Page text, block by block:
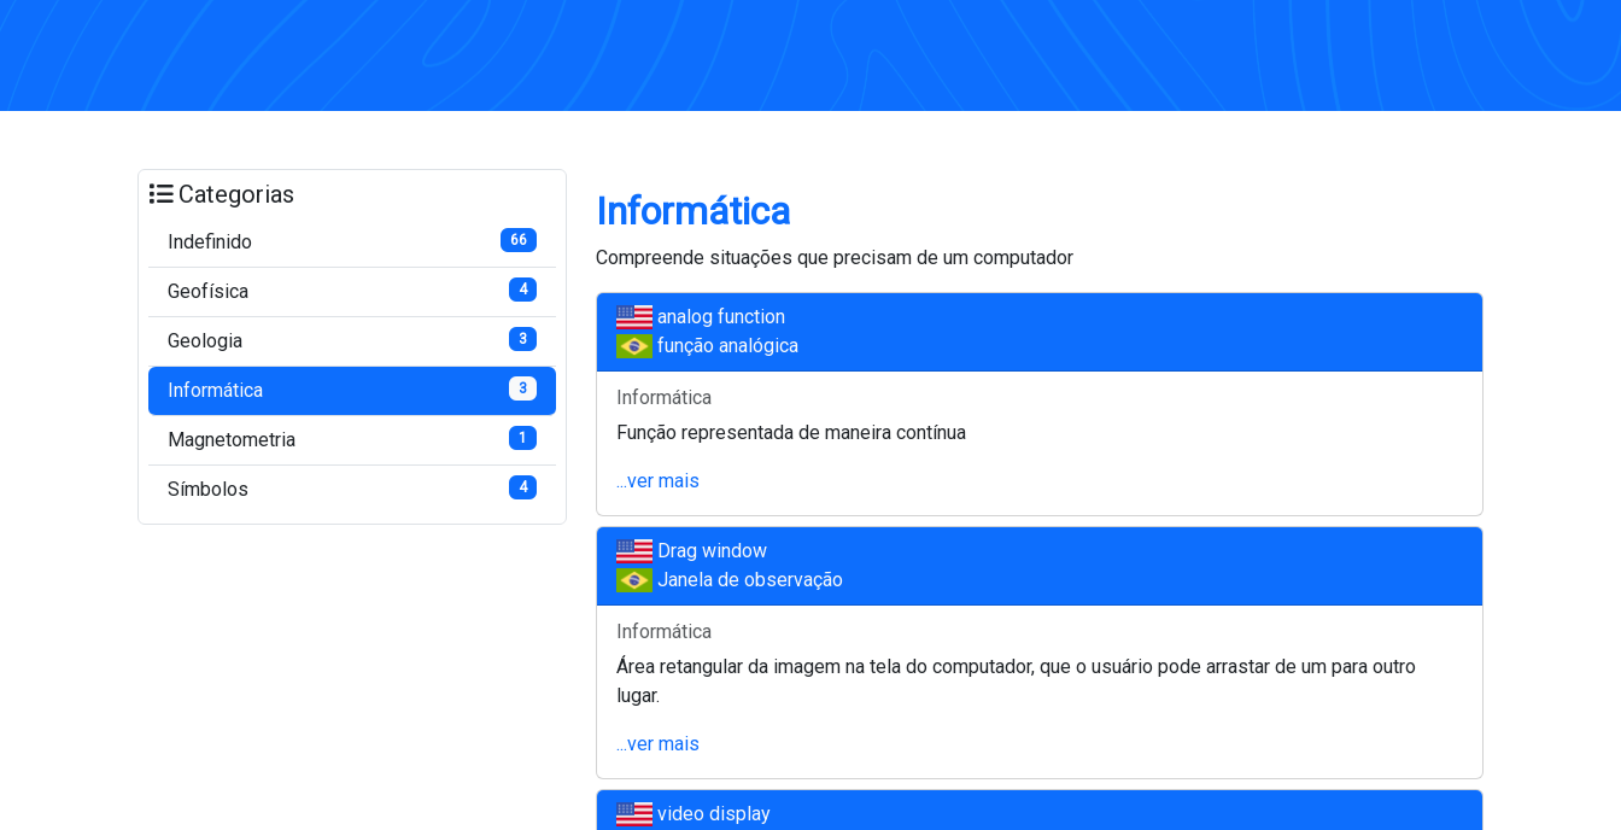
Informática
Compreende situações que precisam de um computador
analog function
função analógica
Informática
Função representada de maneira contínua
...ver mais
Drag window
Janela de observação
Informática
Área retangular da imagem na tela do computador, que o usuário pode arrastar de um para outro
lugar.
...ver mais
video display
Categorias
Indefinido 66
Geofísica 4
Geologia 3
Informática 3
Magnetometria 1
Símbolos 4